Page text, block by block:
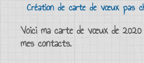
Création de carte de vœux pas
Voici ma carte de vœux de
mes contacts.